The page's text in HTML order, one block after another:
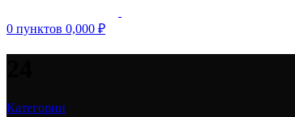
0 пунктов 0,000 ₽
Категории